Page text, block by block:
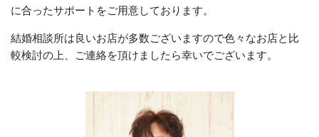
に合ったサポートをご用意しております。
結婚相談所は良いお店が多数ございますので色々なお店と比
較検討の上、ご連絡を頂けましたら幸いでございます。